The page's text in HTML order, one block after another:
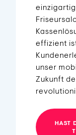
effizient
unser
Zukunft
HAST